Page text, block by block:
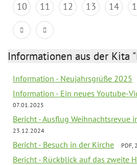
10
11 12 13 14
Informationen aus der Kita
Information - Neujahrsgrüße 2025
Information - Ein neues Youtube-
07.01.2025
Bericht - Ausflug Weihnachtsrevue
23.12.2024
Bericht - Besuch in der Kirche PDF,
Bericht - Rückblick auf das zweite